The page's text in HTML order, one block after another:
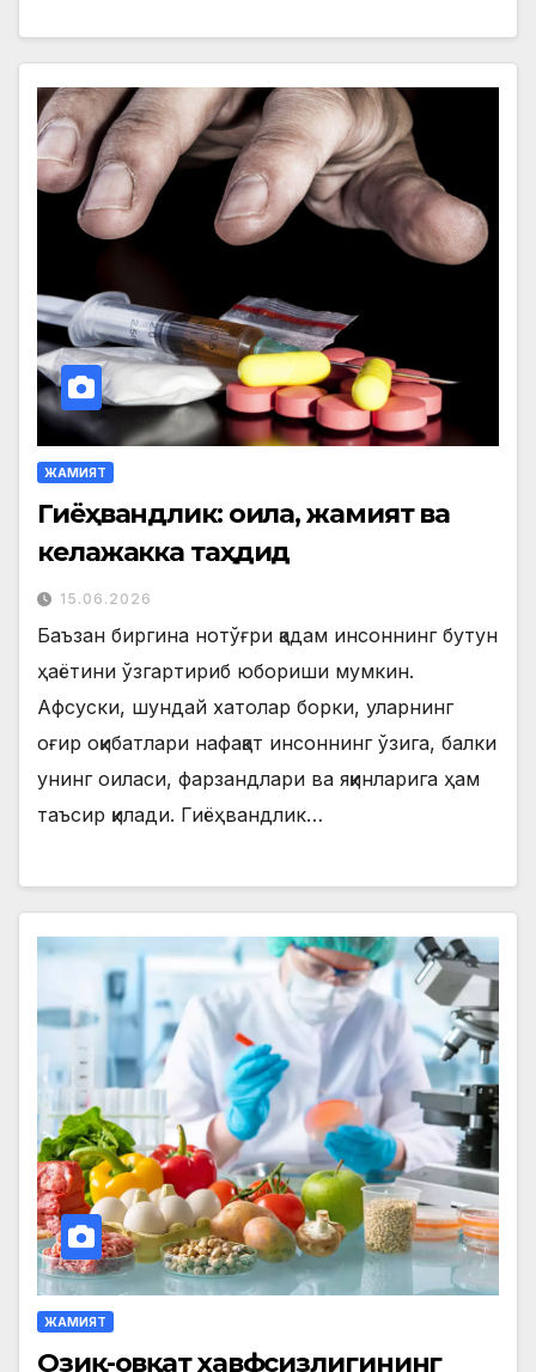
ЖАМИЯТ
Гиёҳвандлик: оила, жамият ва
келажакка таҳдид
15.06.2026
Баъзан биргина нотўғри қадам инсоннинг бутун
ҳаётини ўзгартириб юбориши мумкин.
Афсуски, шундай хатолар борки, уларнинг
оғир оқибатлари нафақат инсоннинг ўзига, балки
унинг оиласи, фарзандлари ва яқинларига ҳам
таъсир қилади. Гиёҳвандлик…
ЖАМИЯТ
Озиқ-овқат хавфсизлигининг